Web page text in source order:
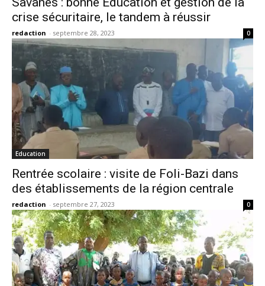
crise sécuritaire, le tandem à réussir
redaction - septembre 28, 2023 0
Education
Rentrée scolaire : visite de Foli-Bazi dans
des établissements de la région centrale
redaction - septembre 27, 2023 0